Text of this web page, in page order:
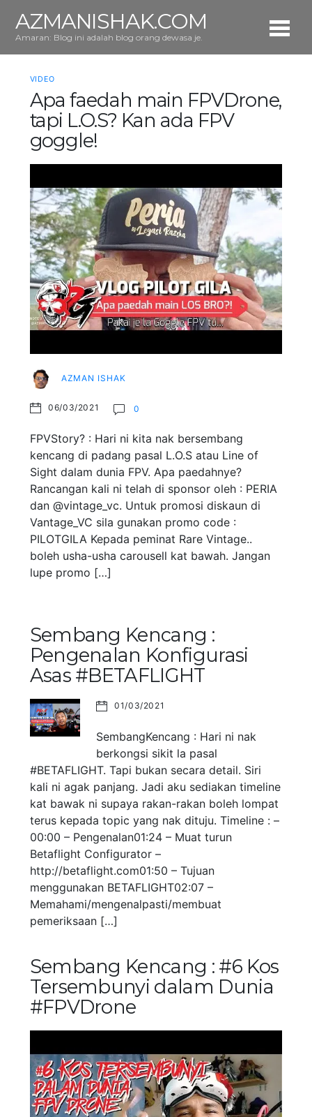
AZMANISHAK.COM
Amaran: Blog ini adalah blog orang dewasa je.
VIDEO
Apa faedah main FPVDrone,
tapi L.O.S? Kan ada FPV
goggle!
AZMAN ISHAK
06/03/2021 0
FPVStory? : Hari ni kita nak bersembang
kencang di padang pasal L.O.S atau Line of
Sight dalam dunia FPV. Apa paedahnye?
Rancangan kali ni telah di sponsor oleh : PERIA
dan @vintage_vc. Untuk promosi diskaun di
Vantage_VC sila gunakan promo code :
PILOTGILA Kepada peminat Rare Vintage..
boleh usha-usha carousell kat bawah. Jangan
lupe promo […]
Sembang Kencang :
Pengenalan Konfigurasi
Asas #BETAFLIGHT
01/03/2021
SembangKencang : Hari ni nak
berkongsi sikit la pasal
#BETAFLIGHT. Tapi bukan secara detail. Siri
kali ni agak panjang. Jadi aku sediakan timeline
kat bawak ni supaya rakan-rakan boleh lompat
terus kepada topic yang nak dituju. Timeline : –
00:00 – Pengenalan01:24 – Muat turun
Betaflight Configurator –
http://betaflight.com01:50 – Tujuan
menggunakan BETAFLIGHT02:07 –
Memahami/mengenalpasti/membuat
pemeriksaan […]
Sembang Kencang : #6 Kos
Tersembunyi dalam Dunia
#FPVDrone